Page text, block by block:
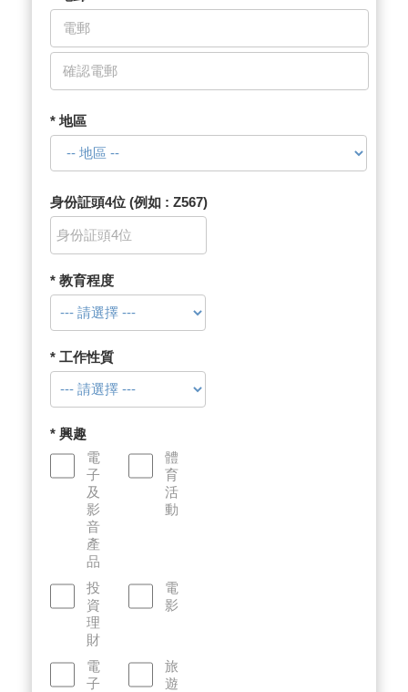
* 地區
身份証頭4位 (例如 : Z567)
* 教育程度
* 工作性質
* 興趣
電
子
及
影
音
產
品
體
育
活
動
投
資
理
財
電
影
電
子
旅
遊